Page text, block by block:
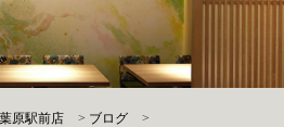
原駅前店 > ブログ
>